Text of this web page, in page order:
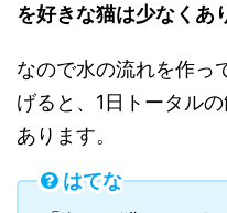
を好きな猫は少なくあ
なので水の流れを作っ
げると、1日トータル
あります。
はてな